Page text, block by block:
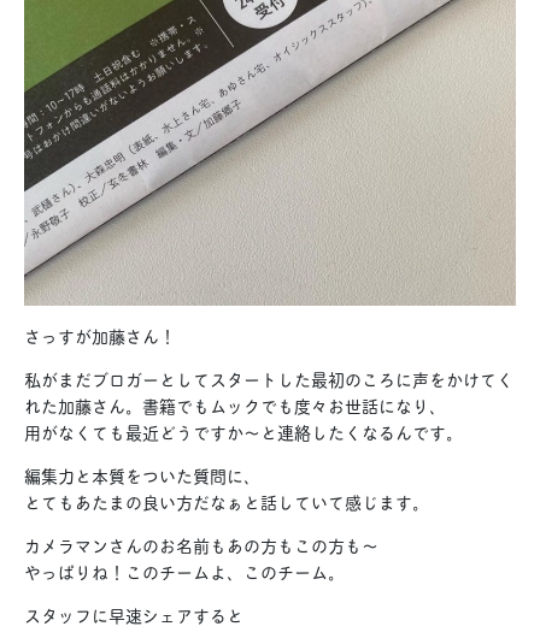
さっすが加藤さん！
私がまだブロガーとしてスタートした最初のころに声をかけてく
れた加藤さん。書籍でもムックでも度々お世話になり、
用がなくても最近どうですか〜と連絡したくなるんです。
編集力と本質をついた質問に、
とてもあたまの良い方だなぁと話していて感じます。
カメラマンさんのお名前もあの方もこの方も〜
やっぱりね！このチームよ、このチーム。
スタッフに早速シェアすると